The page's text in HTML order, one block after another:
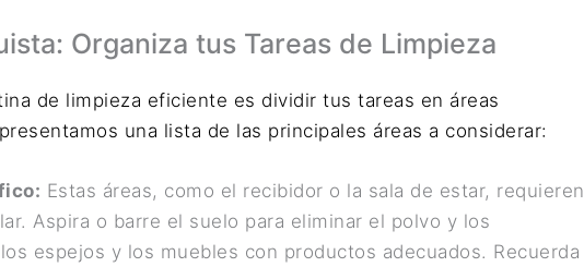
Organiza tus Tareas de Limpieza
de limpieza eficiente es dividir tus tareas en áreas
una lista de las principales áreas a considerar:
Estas áreas, como el recibidor o la sala de estar, requieren
Aspira o barre el suelo para eliminar el polvo y los
espejos y los muebles con productos adecuados. Recuerda